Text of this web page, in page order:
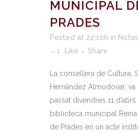
MUNICIPAL
PRADES
Posted at 22:10h in
1
Like Share
La consellera de Cultura,
Hernández Almodóvar, va
passat divendres 11
biblioteca municipal
de Prades en un acte